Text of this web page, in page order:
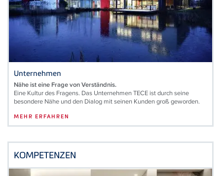
Unternehmen
Nähe ist eine Frage von Verständnis.
Eine Kultur des Fragens. Das UnternehmenTECE ist durch seine
besondere Nähe und den Dialog mit seinen Kunden groß geworden.
MEHR ERFAHREN
KOMPETENZEN